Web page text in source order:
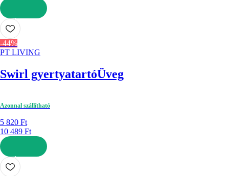
KOSÁRBA
-44%
PT LIVING
Swirl gyertyatartóÜveg
Azonnal szállítható
5 820 Ft
10 489 Ft
KOSÁRBA